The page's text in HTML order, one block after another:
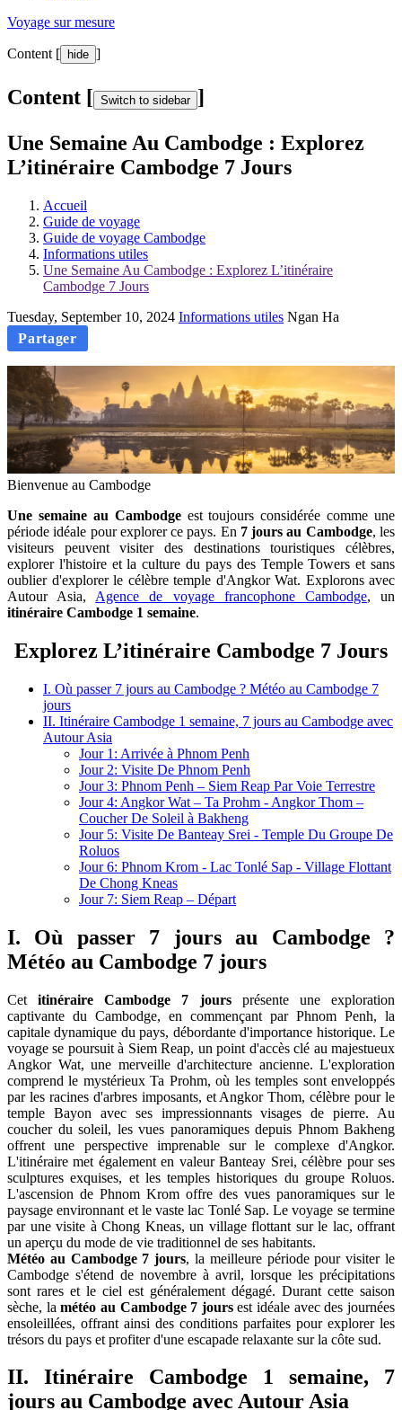
Voyage sur mesure
Content [ hide ]
Content [ Switch to sidebar ]
Une Semaine Au Cambodge : Explorez
L’itinéraire Cambodge 7 Jours
Accueil
Guide de voyage
Guide de voyage Cambodge
Informations utiles
Une Semaine Au Cambodge : Explorez L’itinéraire
Cambodge 7 Jours
Tuesday, September 10, 2024 Informations utiles Ngan Ha
Partager
Bienvenue au Cambodge
Une semaine au Cambodgeest toujours considérée comme une
période idéale pour explorer ce pays. En 7 jours au Cambodge, les
visiteurs peuvent visiter des destinations touristiques célèbres,
explorer l'histoire et la culture du pays des Temple Towers et sans
oublier d'explorer le célèbre temple d'Angkor Wat. Explorons avec
Autour Asia, Agence de voyage francophone Cambodge, un
itinéraire Cambodge 1 semaine.
Explorez L’itinéraire Cambodge 7 Jours
I. Où passer 7 jours au Cambodge ? Météo au Cambodge 7
jours
II. Itinéraire Cambodge 1 semaine, 7 jours au Cambodge avec
Autour Asia
Jour 1: Arrivée à Phnom Penh
Jour 2: Visite De Phnom Penh
Jour 3: Phnom Penh – Siem Reap Par Voie Terrestre
Jour 4: Angkor Wat – Ta Prohm - Angkor Thom –
Coucher De Soleil à Bakheng
Jour 5: Visite De Banteay Srei - Temple Du Groupe De
Roluos
Jour 6: Phnom Krom - Lac Tonlé Sap - Village Flottant
De Chong Kneas
Jour 7: Siem Reap – Départ
I. Où passer 7 jours au Cambodge ?
Météo au Cambodge 7 jours
Cetitinéraire Cambodge 7 joursprésente une exploration
captivante du Cambodge, en commençant par Phnom Penh, la
capitale dynamique du pays, débordante d'importance historique. Le
voyage se poursuit à Siem Reap, un point d'accès clé au majestueux
Angkor Wat, une merveille d'architecture ancienne. L'exploration
comprend le mystérieux Ta Prohm, où les temples sont enveloppés
par les racines d'arbres imposants, et Angkor Thom, célèbre pour le
temple Bayon avec ses impressionnants visages de pierre. Au
coucher du soleil, les vues panoramiques depuis Phnom Bakheng
offrent une perspective imprenable sur le complexe d'Angkor.
L'itinéraire met également en valeur Banteay Srei, célèbre pour ses
sculptures exquises, et les temples historiques du groupe Roluos.
L'ascension de Phnom Krom offre des vues panoramiques sur le
paysage environnant et le vaste lac Tonlé Sap. Le voyage se termine
par une visite à Chong Kneas, un village flottant sur le lac, offrant
un aperçu du mode de vie traditionnel de ses habitants.
Météo au Cambodge 7 jours, la meilleure période pour visiter le
Cambodge s'étend de novembre à avril, lorsque les précipitations
sont rares et le ciel est généralement dégagé. Durant cette saison
sèche, lamétéo au Cambodge 7 joursest idéale avec des journées
ensoleillées, offrant ainsi des conditions parfaites pour explorer les
trésors du pays et profiter d'une escapade relaxante sur la côte sud.
II. Itinéraire Cambodge 1 semaine, 7
jours au Cambodge avec Autour Asia